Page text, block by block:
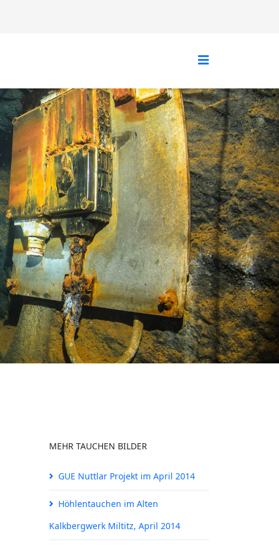
MEHR TAUCHEN BILDER
GUE Nuttlar Projekt im April 2014
Höhlentauchen im Alten
Kalkbergwerk Miltitz, April 2014